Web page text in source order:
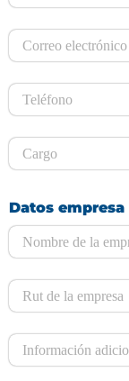
Datos empresa